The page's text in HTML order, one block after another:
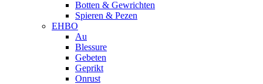
Botten & Gewrichten
Spieren & Pezen
EHBO
Au
Blessure
Gebeten
Geprikt
Onrust